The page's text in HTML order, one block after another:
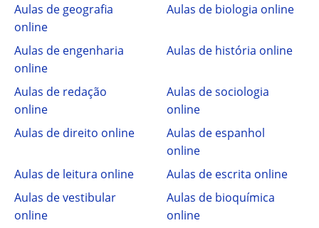
Aulas de geografia
online
Aulas de biologia online
Aulas de engenharia
online
Aulas de história online
Aulas de redação
online
Aulas de sociologia
online
Aulas de direito online
Aulas de espanhol
online
Aulas de leitura online
Aulas de escrita online
Aulas de vestibular
online
Aulas de bioquímica
online